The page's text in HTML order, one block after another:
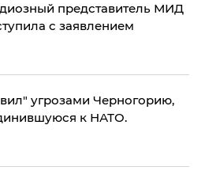
представитель МИД
с заявлением
угрозами Черногорию,
к НАТО.